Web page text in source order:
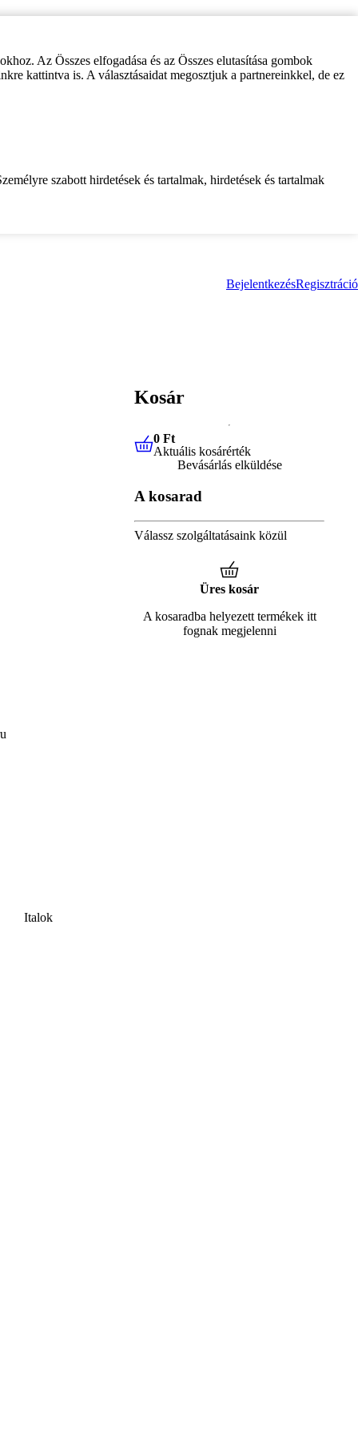
Az Összes elfogadása és az Összes elutasítása gombok
kattintva is. A választásaidat megosztjuk a partnereinkkel, de ez
szabott hirdetések és tartalmak, hirdetések és tartalmak
BejelentkezésRegisztráció
Italok
Kosár
0 FtAktuális kosárérték
0 Ft
Aktuális kosárérték
Bevásárlás elküldése
A kosarad
Válassz szolgáltatásaink közül
Üres kosár
A kosaradba helyezett termékek itt
fognak megjelenni